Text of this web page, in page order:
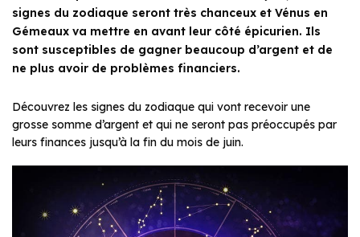
signes du zodiaque seront très chanceux et Vénus en
Gémeaux va mettre en avant leur côté épicurien. Ils
sont susceptibles de gagner beaucoup d’argent et de
ne plus avoir de problèmes financiers.
Découvrez les signes du zodiaque qui vont recevoir une
grosse somme d’argent et qui ne seront pas préoccupés par
leurs finances jusqu’à la fin du mois de juin.